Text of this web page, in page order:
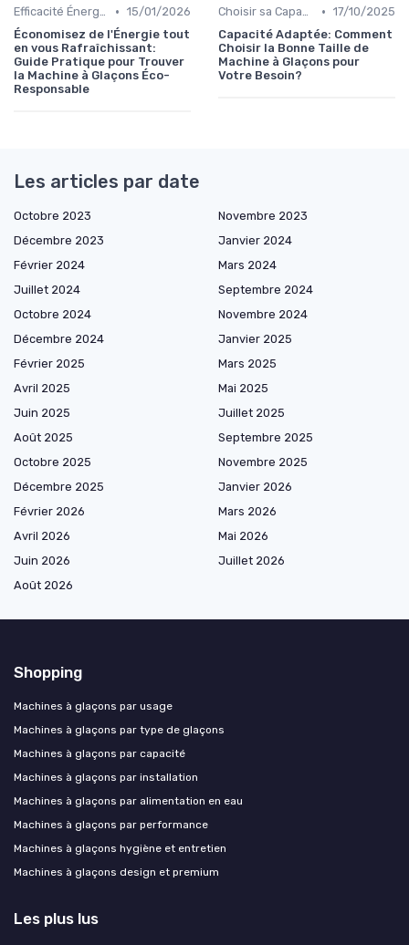
Efficacité Énergétique • 15/01/2026
Économisez de l'Énergie tout
en vous Rafraîchissant:
Guide Pratique pour Trouver
la Machine à Glaçons Éco-
Responsable
Choisir sa Capacité • 17/10/2025
Capacité Adaptée: Comment
Choisir la Bonne Taille de
Machine à Glaçons pour
Votre Besoin?
Les articles par date
Octobre 2023
Novembre 2023
Décembre 2023
Janvier 2024
Février 2024
Mars 2024
Juillet 2024
Septembre 2024
Octobre 2024
Novembre 2024
Décembre 2024
Janvier 2025
Février 2025
Mars 2025
Avril 2025
Mai 2025
Juin 2025
Juillet 2025
Août 2025
Septembre 2025
Octobre 2025
Novembre 2025
Décembre 2025
Janvier 2026
Février 2026
Mars 2026
Avril 2026
Mai 2026
Juin 2026
Juillet 2026
Août 2026
Shopping
Machines à glaçons par usage
Machines à glaçons par type de glaçons
Machines à glaçons par capacité
Machines à glaçons par installation
Machines à glaçons par alimentation en eau
Machines à glaçons par performance
Machines à glaçons hygiène et entretien
Machines à glaçons design et premium
Les plus lus